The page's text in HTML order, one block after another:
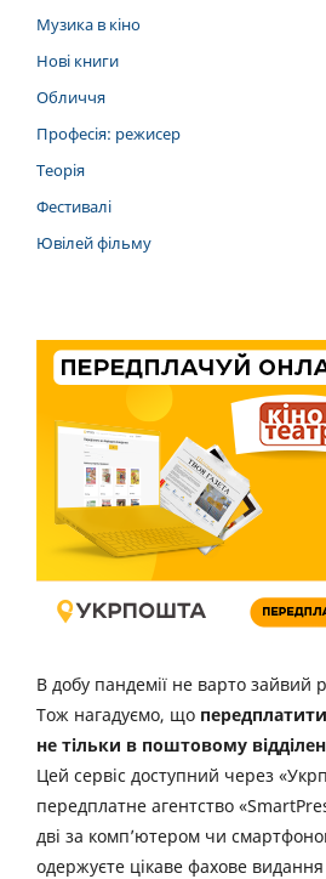
Музика в кіно
Нові книги
Обличчя
Професія: режисер
Теорія
Фестивалі
Ювілей фільму
В добу пандемії не варто зайвий
Тож нагадуємо, що
не тільки в поштовому
Цей сервіс доступний через
передплатне агентство
дві за комп’ютером чи
одержуєте цікаве фахове видання